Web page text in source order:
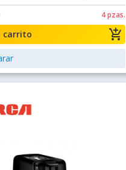
4 pzas.
add_shopping_cart
carrito